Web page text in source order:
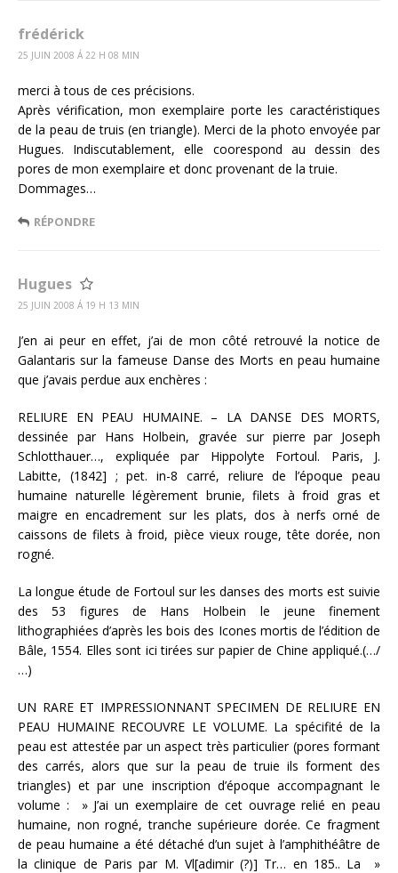
frédérick
25 JUIN 2008 Á 22 H 08 MIN
merci à tous de ces précisions.
Après vérification, mon exemplaire porte les caractéristiques
de la peau de truis (en triangle). Merci de la photo envoyée par
Hugues. Indiscutablement, elle coorespond au dessin des
pores de mon exemplaire et donc provenant de la truie.
Dommages…
RÉPONDRE
Hugues
25 JUIN 2008 Á 19 H 13 MIN
J’en ai peur en effet, j’ai de mon côté retrouvé la notice de
Galantaris sur la fameuse Danse des Morts en peau humaine
que j’avais perdue aux enchères :
RELIURE EN PEAU HUMAINE. – LA DANSE DES MORTS,
dessinée par Hans Holbein, gravée sur pierre par Joseph
Schlotthauer…, expliquée par Hippolyte Fortoul. Paris, J.
Labitte, (1842] ; pet. in-8 carré, reliure de l’époque peau
humaine naturelle légèrement brunie, filets à froid gras et
maigre en encadrement sur les plats, dos à nerfs orné de
caissons de filets à froid, pièce vieux rouge, tête dorée, non
rogné.
La longue étude de Fortoul sur les danses des morts est suivie
des 53 figures de Hans Holbein le jeune finement
lithographiées d’après les bois des Icones mortis de l’édition de
Bâle, 1554. Elles sont ici tirées sur papier de Chine appliqué.(…/
…)
UN RARE ET IMPRESSIONNANT SPECIMEN DE RELIURE EN
PEAU HUMAINE RECOUVRE LE VOLUME. La spécifité de la
peau est attestée par un aspect très particulier (pores formant
des carrés, alors que sur la peau de truie ils forment des
triangles) et par une inscription d’époque accompagnant le
volume : » J’ai un exemplaire de cet ouvrage relié en peau
humaine, non rogné, tranche supérieure dorée. Ce fragment
de peau humaine a été détaché d’un sujet à l’amphithéâtre de
la clinique de Paris par M. Vl[adimir (?)] Tr… en 185.. La »